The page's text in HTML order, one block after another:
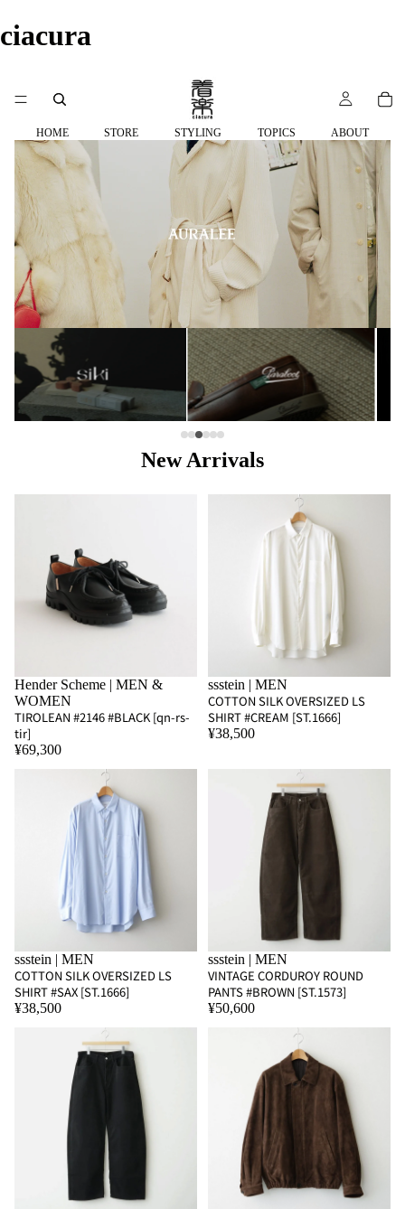
ciacura
HOME STORE STYLING TOPICS ABOUT
New Arrivals
Hender Scheme | MEN &
WOMEN
TIROLEAN #2146 #BLACK [qn-rs-
tir]
¥69,300
ssstein | MEN
COTTON SILK OVERSIZED LS
SHIRT #CREAM [ST.1666]
¥38,500
ssstein | MEN
COTTON SILK OVERSIZED LS
SHIRT #SAX [ST.1666]
¥38,500
ssstein | MEN
VINTAGE CORDUROY ROUND
PANTS #BROWN [ST.1573]
¥50,600